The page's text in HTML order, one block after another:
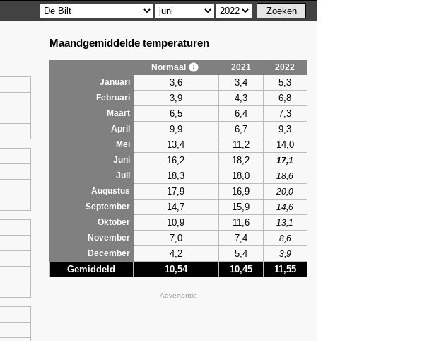
Maandgemiddelde temperaturen
Normaal 2021
2022
Januari
3,6 3,4 5,3
Februari 3,9 4,3 6,8
Maart 6,5 6,4 7,3
April 9,9 6,7 9,3
Mei 13,4 11,2 14,0
Juni 16,2 18,2
17,1
Juli
18,3 18,0
18,6
Augustus
17,9 16,9
20,0
September
14,7 15,9
14,6
Oktober
10,9 11,6
13,1
November
7,0 7,4
8,6
December
4,2 5,4 3,9
Gemiddeld 10,54 10,45 11,55
Advertentie